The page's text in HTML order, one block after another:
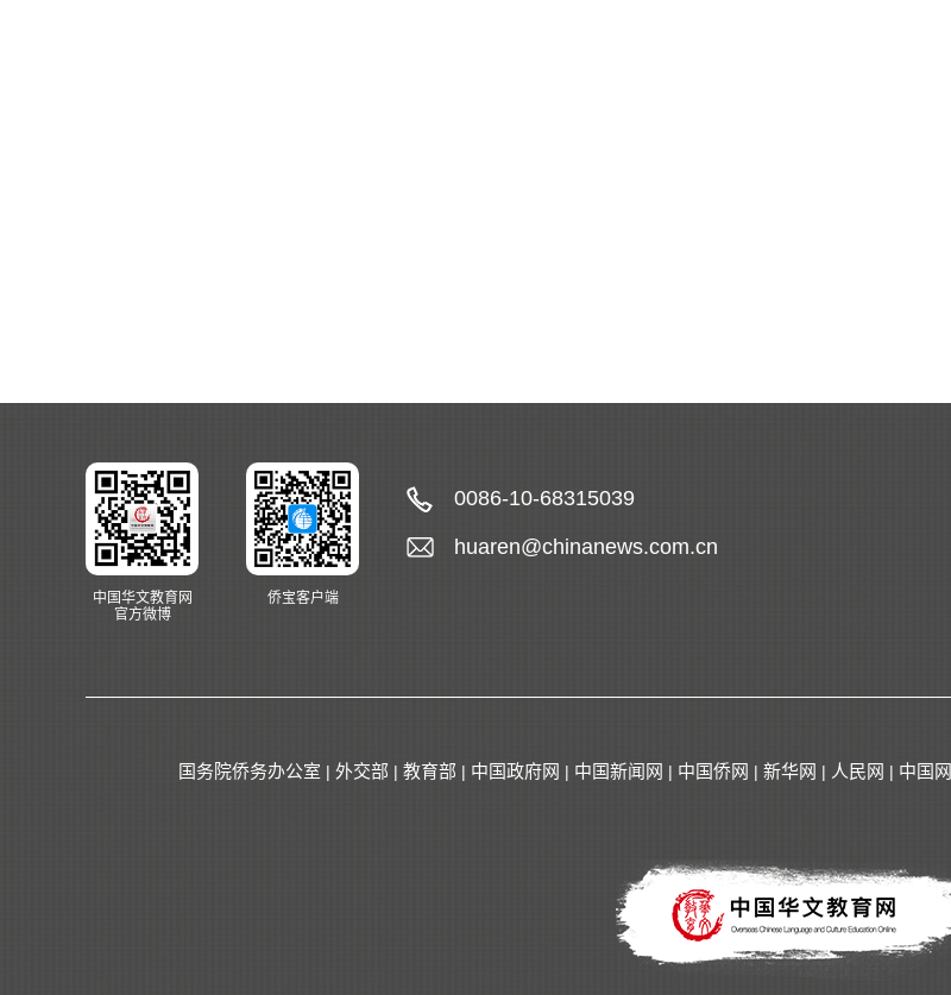
中国华文教育网
官方微博
侨宝客户端
0086-10-68315039
huaren@chinanews.com.cn
国务院侨务办公室 | 外交部 | 教育部 | 中国政府网 | 中国新闻网 | 中国侨网 | 新华网 | 人民网 | 中国网